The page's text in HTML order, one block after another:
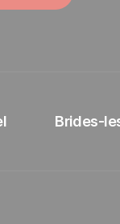
Brides-